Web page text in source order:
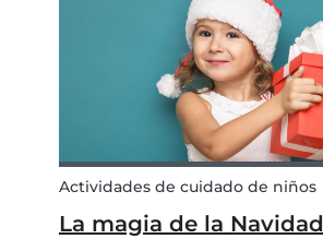
todos! ¿Estás listo?
Actividades de cuidado de niños
La magia de la Navidad